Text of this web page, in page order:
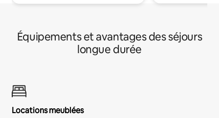
Équipements et avantages des séjours
longue durée
Locations meublées